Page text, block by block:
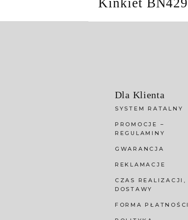
Kinkiet BN429
Dla Klienta
SYSTEM RATALNY
PROMOCJE –
REGULAMINY
GWARANCJA
REKLAMACJE
CZAS REALIZACJI,
DOSTAWY
FORMA PŁATNOŚCI